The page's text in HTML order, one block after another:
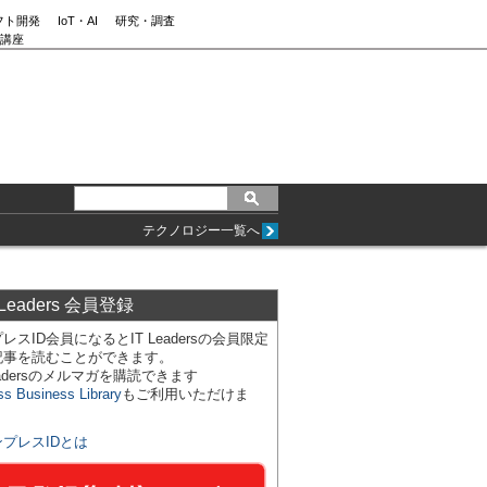
ト開発 IoT・AI
研究・調査
座
テクノロジー一覧へ
会員登録
スID会員になるとIT Leadersの会員限定
を読むことができます。
のメルマガを購読できます
Business Libraryもご利用いただけま
プレスIDとは